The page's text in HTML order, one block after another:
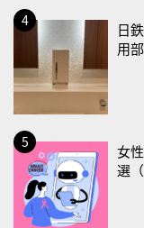
・禁煙の日
2026/08/23(日)
・不眠の日
2026/08/25(火)
・いたわり肌の日
2026/08/26(水)
・風呂の日
日
用
女
選